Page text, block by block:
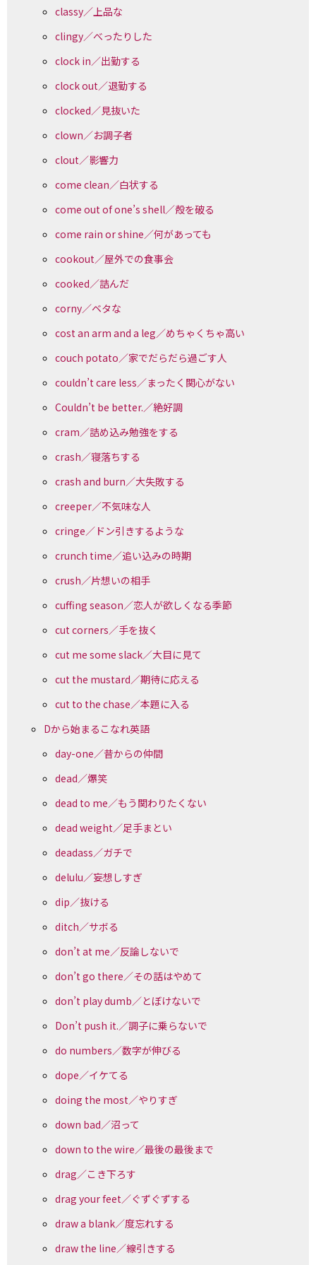
classy／上品な
clingy／べったりした
clock in／出勤する
clock out／退勤する
clocked／見抜いた
clown／お調子者
clout／影響力
come clean／白状する
come out of one’s shell／殻を破る
come rain or shine／何があっても
cookout／屋外での食事会
cooked／詰んだ
corny／ベタな
cost an arm and a leg／めちゃくちゃ高い
couch potato／家でだらだら過ごす人
couldn’t care less／まったく関心がない
Couldn’t be better.／絶好調
cram／詰め込み勉強をする
crash／寝落ちする
crash and burn／大失敗する
creeper／不気味な人
cringe／ドン引きするような
crunch time／追い込みの時期
crush／片想いの相手
cuffing season／恋人が欲しくなる季節
cut corners／手を抜く
cut me some slack／大目に見て
cut the mustard／期待に応える
cut to the chase／本題に入る
Dから始まるこなれ英語
day-one／昔からの仲間
dead／爆笑
dead to me／もう関わりたくない
dead weight／足手まとい
deadass／ガチで
delulu／妄想しすぎ
dip／抜ける
ditch／サボる
don’t at me／反論しないで
don’t go there／その話はやめて
don’t play dumb／とぼけないで
Don’t push it.／調子に乗らないで
do numbers／数字が伸びる
dope／イケてる
doing the most／やりすぎ
down bad／沼って
down to the wire／最後の最後まで
drag／こき下ろす
drag your feet／ぐずぐずする
draw a blank／度忘れする
draw the line／線引きする